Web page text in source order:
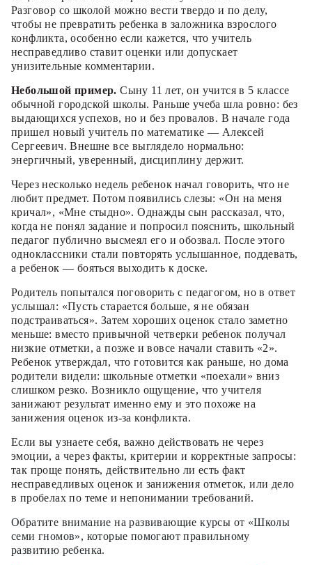
Разговор со школой можно вести твердо и по делу,
чтобы не превратить ребенка в заложника взрослого
конфликта, особенно если кажется, что учитель
несправедливо ставит оценки или допускает
унизительные комментарии.
Небольшой пример. Сыну 11 лет, он учится в 5 классе
обычной городской школы. Раньше учеба шла ровно: без
выдающихся успехов, но и без провалов. В начале года
пришел новый учитель по математике — Алексей
Сергеевич. Внешне все выглядело нормально:
энергичный, уверенный, дисциплину держит.
Через несколько недель ребенок начал говорить, что не
любит предмет. Потом появились слезы: «Он на меня
кричал», «Мне стыдно». Однажды сын рассказал, что,
когда не понял задание и попросил пояснить, школьный
педагог публично высмеял его и обозвал. После этого
одноклассники стали повторять услышанное, поддевать,
а ребенок — бояться выходить к доске.
Родитель попытался поговорить с педагогом, но в ответ
услышал: «Пусть старается больше, я не обязан
подстраиваться». Затем хороших оценок стало заметно
меньше: вместо привычной четверки ребенок получал
низкие отметки, а позже и вовсе начали ставить «2».
Ребенок утверждал, что готовится как раньше, но дома
родители видели: школьные отметки «поехали» вниз
слишком резко. Возникло ощущение, что учителя
занижают результат именно ему и это похоже на
занижения оценок из-за конфликта.
Если вы узнаете себя, важно действовать не через
эмоции, а через факты, критерии и корректные запросы:
так проще понять, действительно ли есть факт
несправедливых оценок и занижения отметок, или дело
в пробелах по теме и непонимании требований.
Обратите внимание на развивающие курсы от «Школы
семи гномов», которые помогают правильному
развитию ребенка.